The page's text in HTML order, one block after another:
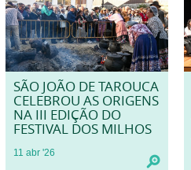
SÃO JOÃO DE TAROUCA
CELEBROU AS ORIGENS
NA III EDIÇÃO DO
FESTIVAL DOS MILHOS
11 abr '26